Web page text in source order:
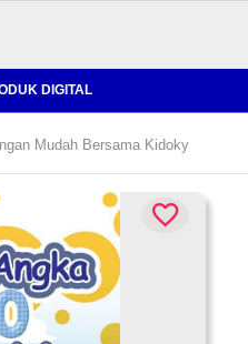
DIGITAL
Mudah Bersama Kidoky